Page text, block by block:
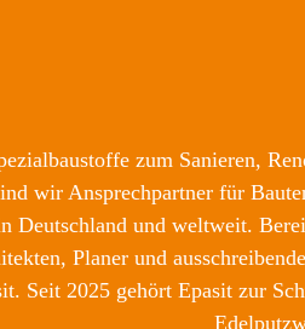
zum Sanieren,
wir Ansprechpartner für
Deutschland und weltweit.
Planer und
Seit 2025 gehört Epasit zur